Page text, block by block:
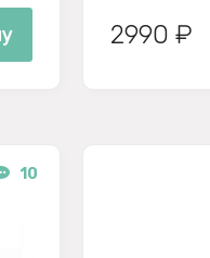
2990 ₽
10